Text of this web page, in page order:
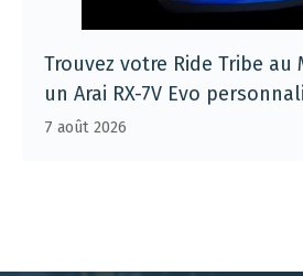
Trouvez votre Ride Tribe au
un Arai RX-7V Evo
7 août 2026